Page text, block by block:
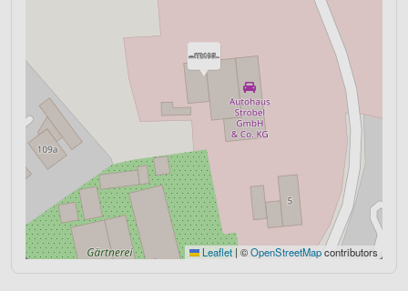
Leaflet | ©OpenStreetMapcontributors